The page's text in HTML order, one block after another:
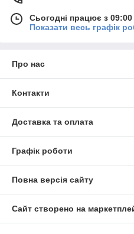
Сьогодні працює з
Показати весь графік
Про нас
Контакти
Доставка та оплата
Графік роботи
Повна версія сайту
Сайт створено на